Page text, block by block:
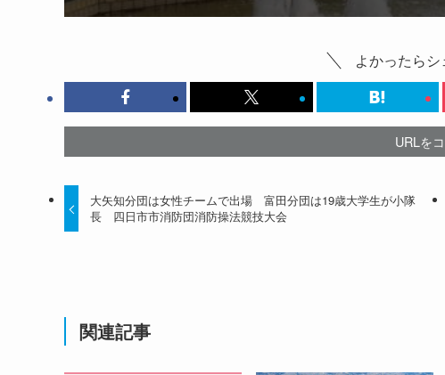
よかったらシ
URLを
大矢知分団は女性チームで出場 富田分団は19歳大学生が小隊
長 四日市市消防団消防操法競技大会
関連記事